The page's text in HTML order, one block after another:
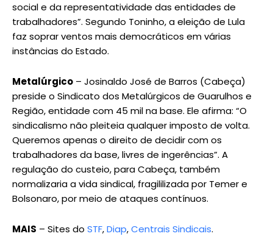
social e da representatividade das entidades de
trabalhadores”. Segundo Toninho, a eleição de Lula
faz soprar ventos mais democráticos em várias
instâncias do Estado.
Metalúrgico – Josinaldo José de Barros (Cabeça)
preside o Sindicato dos Metalúrgicos de Guarulhos e
Região, entidade com 45 mil na base. Ele afirma: “O
sindicalismo não pleiteia qualquer imposto de volta.
Queremos apenas o direito de decidir com os
trabalhadores da base, livres de ingerências”. A
regulação do custeio, para Cabeça, também
normalizaria a vida sindical, fragililizada por Temer e
Bolsonaro, por meio de ataques contínuos.
MAIS – Sites do STF,Diap,Centrais Sindicais.